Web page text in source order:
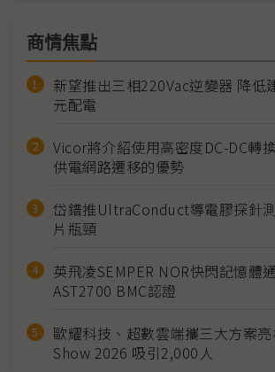
商情焦點
新望推出三相220Vac逆變器 降低
元配電
Vicor將介紹使用高密度DC-DC轉
供電網路遷移的優勢
岱鐠推UltraConduct導電膠探針
片瓶頸
英飛凌SEMPER NOR快閃記憶體
AST2700 BMC認證
歐耀科技、超數雲端攜三大方案亮
Show 2026 吸引2,000人